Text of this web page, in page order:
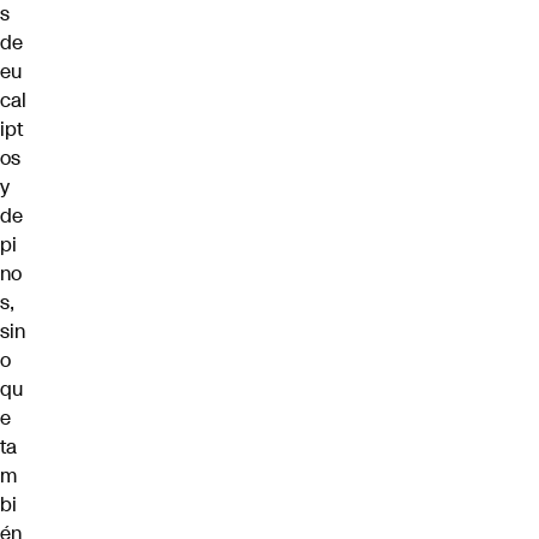
s
de
eu
cal
ipt
os
y
de
pi
no
s,
sin
o
qu
e
ta
m
bi
én